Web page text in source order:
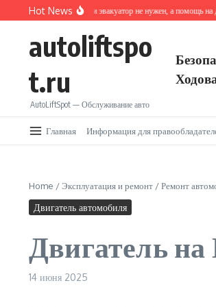
Перейти к содержанию
Hot News
Как действовать, если эвакуатор не нужен, а помощь на
autoliftspo
t.ru
AutoLiftSpot — Обслуживание авто
Главная Информация для
Home /Эксплуатация и ремонт /Ремонт
Двигатель автомобиля
Двигатель
14 июня 2025